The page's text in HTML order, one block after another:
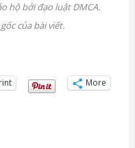
hộ bởi đạo luật DMCA.
của bài viết.
More